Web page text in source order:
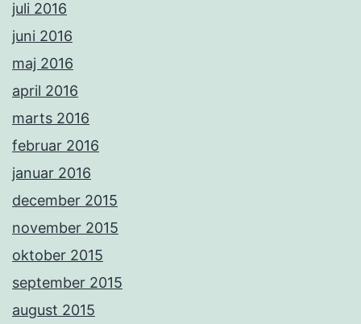
juli 2016
juni 2016
maj 2016
april 2016
marts 2016
februar 2016
januar 2016
december 2015
november 2015
oktober 2015
september 2015
august 2015